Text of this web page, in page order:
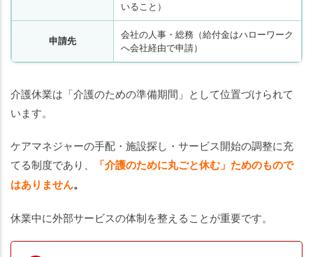
いること）
申請先
会社の人事・総務（給付金はハローワーク
へ会社経由で申請）
介護休業は「介護のための準備期間」として位置づけられて
います。
ケアマネジャーの手配・施設探し・サービス開始の調整に充
てる制度であり、
「介護のために丸ごと休む」ためのもので
はありません。
休業中に外部サービスの体制を整えることが重要です。